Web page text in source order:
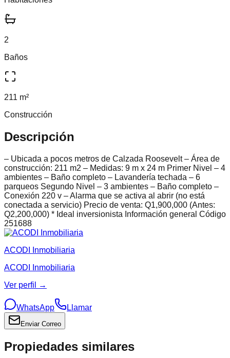
2
Baños
211 m²
Construcción
Descripción
– Ubicada a pocos metros de Calzada Roosevelt – Área de
construcción: 211 m2 – Medidas: 9 m x 24 m Primer Nivel – 4
ambientes – Baño completo – Lavandería techada – 6
parqueos Segundo Nivel – 3 ambientes – Baño completo –
Conexión 220 v – Alarma que se activa al abrir (no está
conectada a servicio) Precio de venta: Q1,900,000 (Antes:
Q2,200,000) * Ideal inversionista Información general Código
251688
ACODI Inmobiliaria
ACODI Inmobiliaria
Ver perfil →
WhatsApp Llamar
Enviar Correo
Propiedades similares